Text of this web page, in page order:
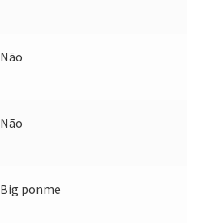
Não
Não
Big ponme